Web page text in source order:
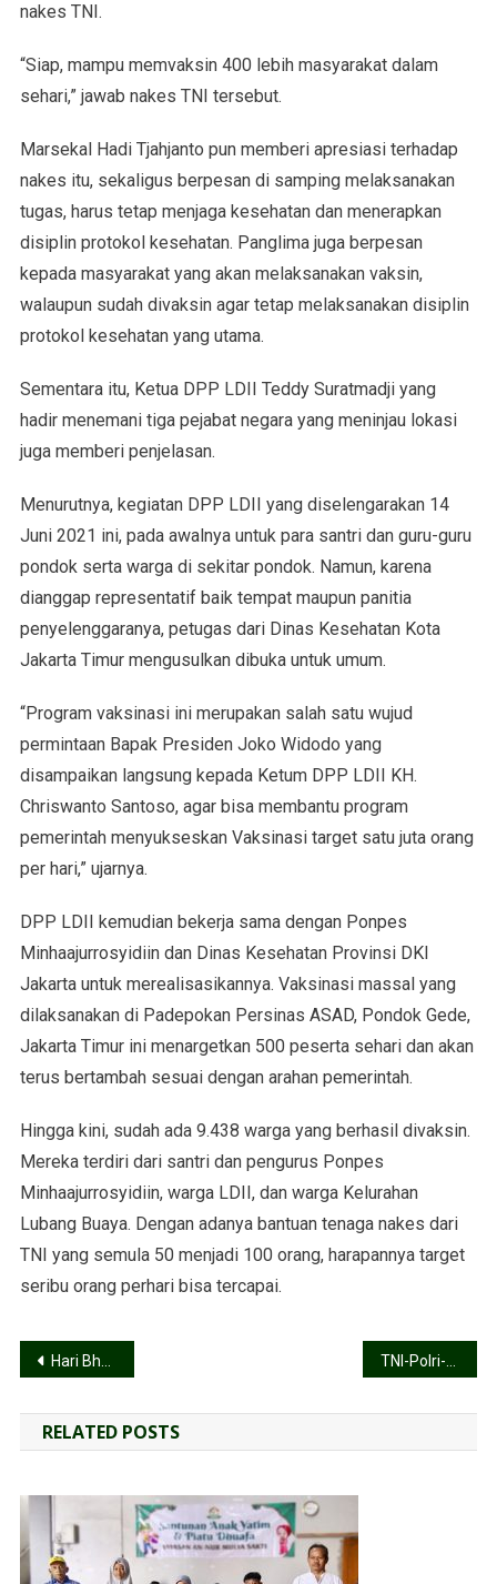
nakes TNI.
“Siap, mampu memvaksin 400 lebih masyarakat dalam
sehari,” jawab nakes TNI tersebut.
Marsekal Hadi Tjahjanto pun memberi apresiasi terhadap
nakes itu, sekaligus berpesan di samping melaksanakan
tugas, harus tetap menjaga kesehatan dan menerapkan
disiplin protokol kesehatan. Panglima juga berpesan
kepada masyarakat yang akan melaksanakan vaksin,
walaupun sudah divaksin agar tetap melaksanakan disiplin
protokol kesehatan yang utama.
Sementara itu, Ketua DPP LDII Teddy Suratmadji yang
hadir menemani tiga pejabat negara yang meninjau lokasi
juga memberi penjelasan.
Menurutnya, kegiatan DPP LDII yang diselengarakan 14
Juni 2021 ini, pada awalnya untuk para santri dan guru-guru
pondok serta warga di sekitar pondok. Namun, karena
dianggap representatif baik tempat maupun panitia
penyelenggaranya, petugas dari Dinas Kesehatan Kota
Jakarta Timur mengusulkan dibuka untuk umum.
“Program vaksinasi ini merupakan salah satu wujud
permintaan Bapak Presiden Joko Widodo yang
disampaikan langsung kepada Ketum DPP LDII KH.
Chriswanto Santoso, agar bisa membantu program
pemerintah menyukseskan Vaksinasi target satu juta orang
per hari,” ujarnya.
DPP LDII kemudian bekerja sama dengan Ponpes
Minhaajurrosyidiin dan Dinas Kesehatan Provinsi DKI
Jakarta untuk merealisasikannya. Vaksinasi massal yang
dilaksanakan di Padepokan Persinas ASAD, Pondok Gede,
Jakarta Timur ini menargetkan 500 peserta sehari dan akan
terus bertambah sesuai dengan arahan pemerintah.
Hingga kini, sudah ada 9.438 warga yang berhasil divaksin.
Mereka terdiri dari santri dan pengurus Ponpes
Minhaajurrosyidiin, warga LDII, dan warga Kelurahan
Lubang Buaya. Dengan adanya bantuan tenaga nakes dari
TNI yang semula 50 menjadi 100 orang, harapannya target
seribu orang perhari bisa tercapai.
Hari Bhayangkara, Ketua Umum LDII Apresiasi Kerja Senyap Polri Tangani Pandemi Covid-19
RELATED POSTS